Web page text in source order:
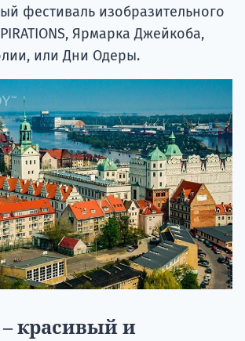
фестиваль изобразительного
Ярмарка Джейкоба,
или Дни Одеры.
красивый и